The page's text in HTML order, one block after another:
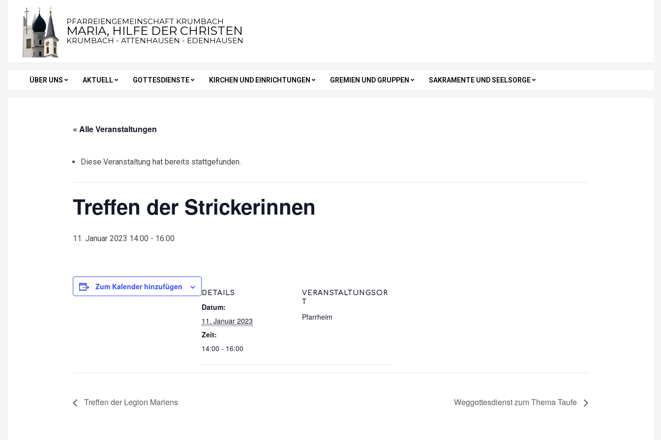
content
PFARREIENGEMEINSCHAFT KRUMBACH
MARIA, HILFE DER CHRISTEN
KRUMBACH - ATTENHAUSEN - EDENHAUSEN
Secondary
ÜBER UNS AKTUELL GOTTESDIENSTE KIRCHEN UND EINRICHTUNGEN GREMIEN UND GRUPPEN SAKRAMENTE UND SEELSORGE
« Alle Veranstaltungen
Diese Veranstaltung hat bereits stattgefunden.
Treffen der Strickerinnen
11. Januar 2023 14:00 - 16:00
Zum Kalender hinzufügen
DETAILS
Datum:
11. Januar 2023
Zeit:
14:00 - 16:00
VERANSTALTUNGSOR
T
Pfarrheim
Treffen der Legion Mariens Weggottesdienst zum Thema Taufe